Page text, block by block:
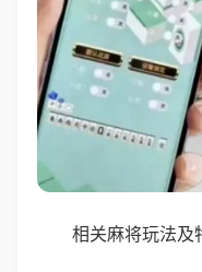
相关麻将玩法及